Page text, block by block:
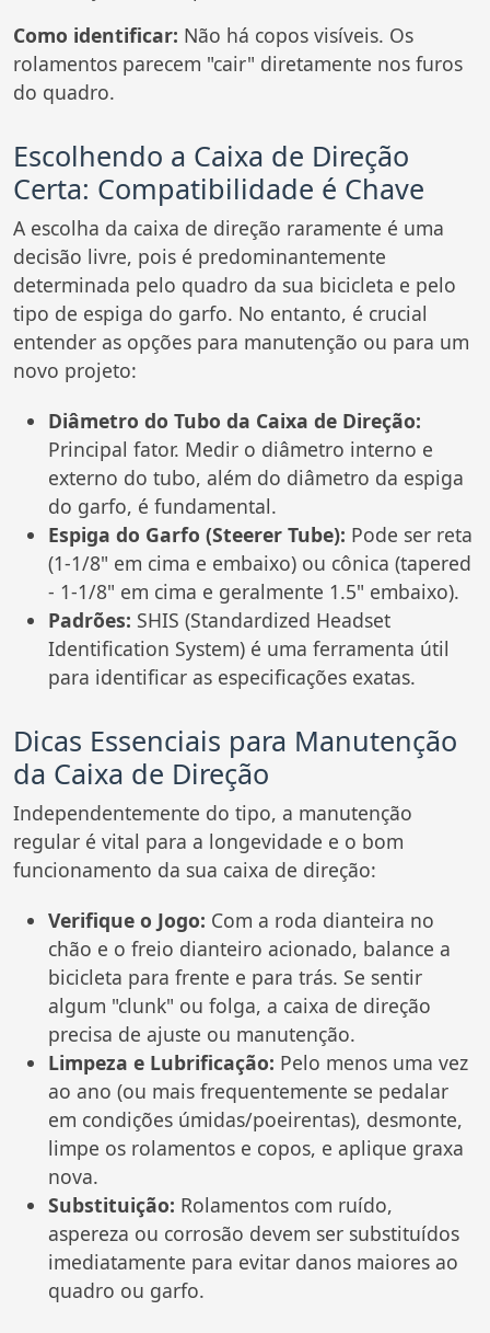
Como identificar: Não há copos visíveis. Os
rolamentos parecem "cair" diretamente nos furos
do quadro.
Escolhendo a Caixa de Direção
Certa: Compatibilidade é Chave
A escolha da caixa de direção raramente é uma
decisão livre, pois é predominantemente
determinada pelo quadro da sua bicicleta e pelo
tipo de espiga do garfo. No entanto, é crucial
entender as opções para manutenção ou para um
novo projeto:
Diâmetro do Tubo da Caixa de Direção:
Principal fator. Medir o diâmetro interno e
externo do tubo, além do diâmetro da espiga
do garfo, é fundamental.
Espiga do Garfo (Steerer Tube): Pode ser reta
(1-1/8" em cima e embaixo) ou cônica (tapered
- 1-1/8" em cima e geralmente 1.5" embaixo).
Padrões: SHIS (Standardized Headset
Identification System) é uma ferramenta útil
para identificar as especificações exatas.
Dicas Essenciais para Manutenção
da Caixa de Direção
Independentemente do tipo, a manutenção
regular é vital para a longevidade e o bom
funcionamento da sua caixa de direção:
Verifique o Jogo: Com a roda dianteira no
chão e o freio dianteiro acionado, balance a
bicicleta para frente e para trás. Se sentir
algum "clunk" ou folga, a caixa de direção
precisa de ajuste ou manutenção.
Limpeza e Lubrificação: Pelo menos uma vez
ao ano (ou mais frequentemente se pedalar
em condições úmidas/poeirentas), desmonte,
limpe os rolamentos e copos, e aplique graxa
nova.
Substituição: Rolamentos com ruído,
aspereza ou corrosão devem ser substituídos
imediatamente para evitar danos maiores ao
quadro ou garfo.